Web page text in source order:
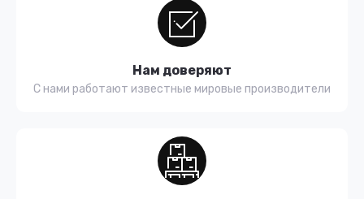
Нам доверяют
С нами работают известные мировые производители